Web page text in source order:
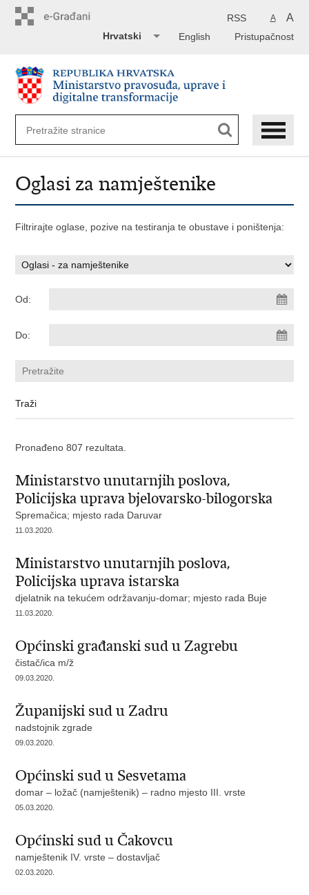
A A
RSS
Pristupačnost
English
Hrvatski
Oglasi za namještenike
Filtrirajte oglase, pozive na testiranja te obustave i poništenja:
Od:
Do:
Pronađeno 807 rezultata.
Ministarstvo unutarnjih poslova,
Policijska uprava bjelovarsko-bilogorska
Spremačica; mjesto rada Daruvar
11.03.2020.
Ministarstvo unutarnjih poslova,
Policijska uprava istarska
djelatnik na tekućem održavanju-domar; mjesto rada Buje
11.03.2020.
Općinski građanski sud u Zagrebu
čistač/ica m/ž
09.03.2020.
Županijski sud u Zadru
nadstojnik zgrade
09.03.2020.
Općinski sud u Sesvetama
domar – ložač (namještenik) – radno mjesto III. vrste
05.03.2020.
Općinski sud u Čakovcu
namještenik IV. vrste – dostavljač
02.03.2020.